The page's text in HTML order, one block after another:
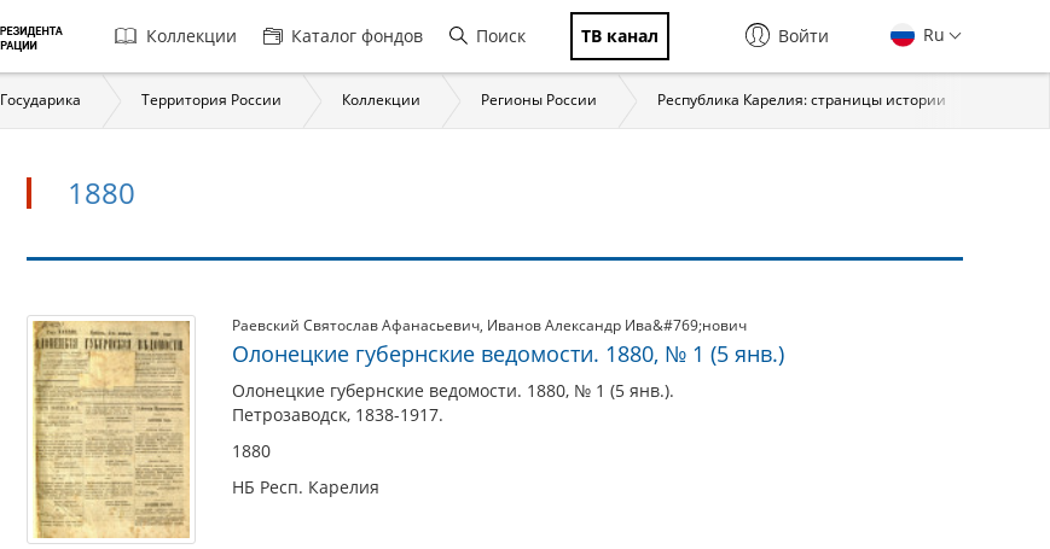
Главная
навигация
Коллекции Каталог фондов Поиск ТВ канал Ru
Войти
Государика Территория России Коллекции Регионы России Республика Карелия: страницы истории
1880
1880 Раевский Святослав Афанасьевич, Иванов Александр Ива&#769;нович
Олонецкие губернские ведомости. 1880, № 1 (5 янв.)
Олонецкие губернские ведомости. 1880, № 1 (5 янв.).
Петрозаводск, 1838-1917.
1880
НБ Респ. Карелия